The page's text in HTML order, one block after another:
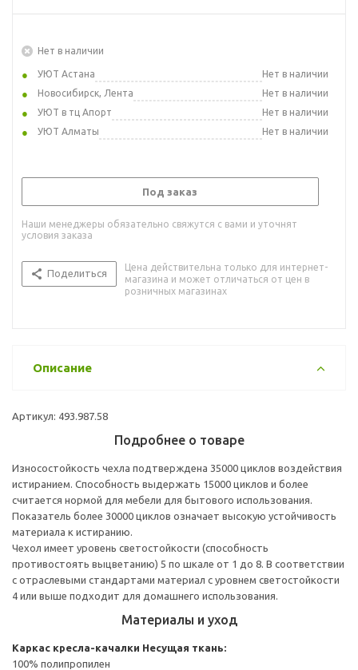
Нет в наличии
УЮТ Астана
Нет в наличии
Новосибирск, Лента
Нет в наличии
УЮТ в тц Апорт
Нет в наличии
УЮТ Алматы
Нет в наличии
Под заказ
Наши менеджеры обязательно свяжутся с вами и уточнят
условия заказа
Поделиться
Цена действительна только для интернет-
магазина и может отличаться от цен в
розничных магазинах
Описание
Артикул: 493.987.58
Подробнее о товаре
Износостойкость чехла подтверждена 35000 циклов воздействия
истиранием. Способность выдержать 15000 циклов и более
считается нормой для мебели для бытового использования.
Показатель более 30000 циклов означает высокую устойчивость
материала к истиранию.
Чехол имеет уровень светостойкости (способность
противостоять выцветанию) 5 по шкале от 1 до 8. В соответствии
с отраслевыми стандартами материал с уровнем светостойкости
4 или выше подходит для домашнего использования.
Материалы и уход
Каркас кресла-качалки Несущая ткань:
100% полипропилен